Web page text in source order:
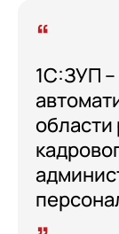
1С:ЗУП
области